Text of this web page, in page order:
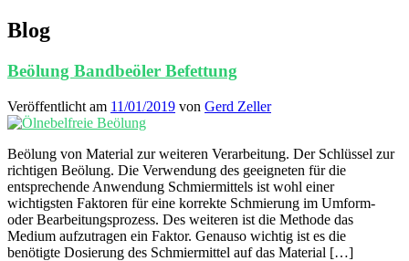
Blog
Beölung Bandbeöler Befettung
Veröffentlicht am 11/01/2019 von Gerd Zeller
Beölung von Material zur weiteren Verarbeitung. Der Schlüssel zur
richtigen Beölung. Die Verwendung des geeigneten für die
entsprechende Anwendung Schmiermittels ist wohl einer
wichtigsten Faktoren für eine korrekte Schmierung im Umform-
oder Bearbeitungsprozess. Des weiteren ist die Methode das
Medium aufzutragen ein Faktor. Genauso wichtig ist es die
benötigte Dosierung des Schmiermittel auf das Material […]